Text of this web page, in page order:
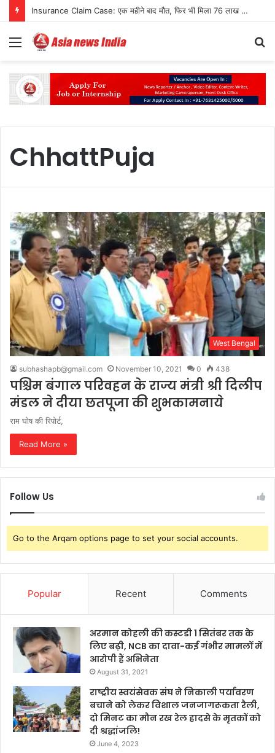
Insurance Claim Case: एक महीने बाद मौत, फिर भी मिला 76 लाख का न्याय
Menu
ChhattPuja
West Bengal
subhashapb@gmail.com November 10, 2021 0 438
पश्चिम बंगाल परिवहन के राज्य मंत्री श्री दिलीप
मंडल ने दीया छतपूजा की शुभकामनाये
राम घोष की रिपोर्ट,
Read More »
Follow Us
Go to the Arqam options page to set your social accounts.
Popular Recent Comments
अरमान कोहली की कस्टडी 1 सितंबर तक के
लिए बढ़ी, NCB का दावा-कई गंभीर मामलों में
आरोपी हैं अभिनेता
August 31, 2021
राष्ट्रीय स्वयंसेवक संघ ने निकाली पर्यावरण
बचाने को लेकर विशाल जनजागरूकता रैली,
दो मिनट का मौन रख रेल हादसे के मृतकों को
दी श्रद्धांजलि!
June 4, 2023